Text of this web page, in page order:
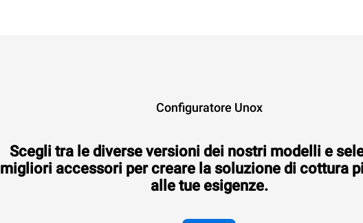
Configuratore Unox
Scegli tra le diverse versioni dei nostri modelli e
migliori accessori per creare la soluzione di cottura
alle tue esigenze.